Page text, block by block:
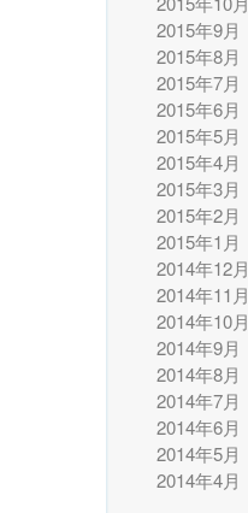
2015年9月
2015年8月
2015年7月
2015年6月
2015年5月
2015年4月
2015年3月
2015年2月
2015年1月
2014年12月
2014年11月
2014年10月
2014年9月
2014年8月
2014年7月
2014年6月
2014年5月
2014年4月